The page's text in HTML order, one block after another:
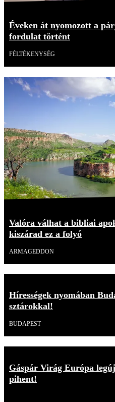
Éveken át nyomozott a
fordulat történt
FÉLTÉKENYSÉG
Valóra válhat a bibliai
kiszárad ez a folyó
ARMAGEDDON
Hírességek nyomában
sztárokkal!
BUDAPEST
Gáspár Virág Európa
pihent!